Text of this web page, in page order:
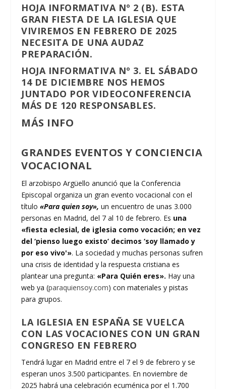
HOJA INFORMATIVA Nº 2 (B). ESTA
GRAN FIESTA DE LA IGLESIA QUE
VIVIREMOS EN FEBRERO DE 2025
NECESITA DE UNA AUDAZ
PREPARACIÓN.
HOJA INFORMATIVA Nº 3. EL SÁBADO
14 DE DICIEMBRE NOS HEMOS
JUNTADO POR VIDEOCONFERENCIA
MÁS DE 120 RESPONSABLES.
MÁS INFO
GRANDES EVENTOS Y CONCIENCIA
VOCACIONAL
El arzobispo Argüello anunció que la Conferencia
Episcopal organiza un gran evento vocacional con el
título «Para quien soy», un encuentro de unas 3.000
personas en Madrid, del 7 al 10 de febrero. Es una
«fiesta eclesial, de iglesia como vocación; en vez
del ‘pienso luego existo’ decimos ‘soy llamado y
por eso vivo'». La sociedad y muchas personas sufren
una crisis de identidad y la respuesta cristiana es
plantear una pregunta: «Para Quién eres». Hay una
web ya (paraquiensoy.com) con materiales y pistas
para grupos.
LA IGLESIA EN ESPAÑA SE VUELCA
CON LAS VOCACIONES CON UN GRAN
CONGRESO EN FEBRERO
Tendrá lugar en Madrid entre el 7 el 9 de febrero y se
esperan unos 3.500 participantes. En noviembre de
2025 habrá una celebración ecuménica por el 1.700